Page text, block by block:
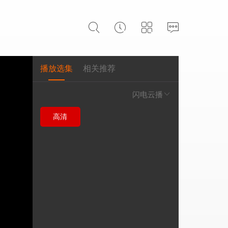
播放选集 相关推荐
闪电云播
高清